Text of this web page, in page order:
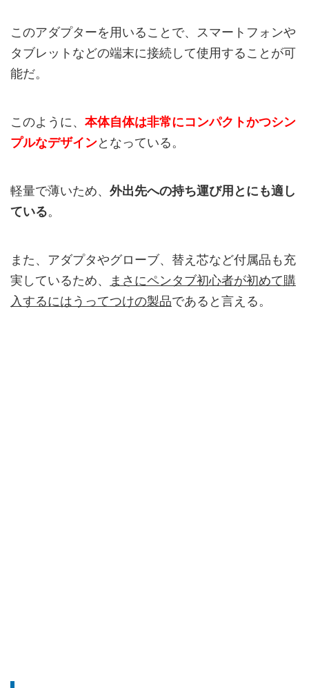
このアダプターを用いることで、スマートフォンや
タブレットなどの端末に接続して使用することが可
能だ。
このように、 本体自体は非常にコンパクトかつシン
プルなデザインとなっている。
軽量で薄いため、 外出先への持ち運び用とにも適し
ている。
また、アダプタやグローブ、替え芯など付属品も充
実しているため、
まさにペンタブ初心者が初めて購
入するにはうってつけの製品であると言える。